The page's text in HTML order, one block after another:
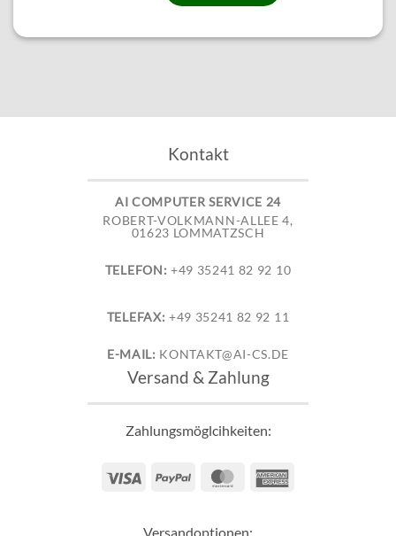
Kontakt
AI COMPUTER SERVICE 24
ROBERT-VOLKMANN-ALLEE 4,
01623 LOMMATZSCH
TELEFON: +49 35241 82 92 10
TELEFAX: +49 35241 82 92 11
E-MAIL: KONTAKT@AI-CS.DE
Versand & Zahlung
Zahlungsmöglcihkeiten:
Visa PayPal MasterCard
Versandoptionen: